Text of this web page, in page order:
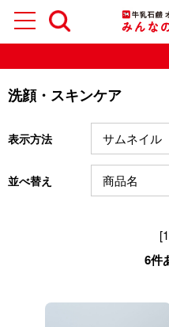
洗顔・スキンケア
表示方法
並べ替え
6件